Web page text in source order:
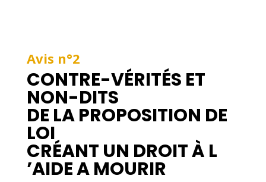
Avis n°2
CONTRE-VÉRITÉS ET
NON-DITS
DE LA PROPOSITION DE
LOI
CRÉANT UN DROIT À L
’AIDE A MOURIR